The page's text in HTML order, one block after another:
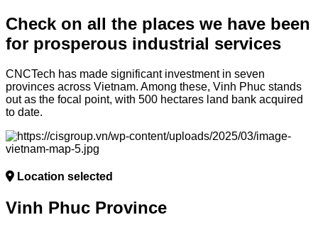
Check on all the places we have been
for prosperous industrial services
CNCTech has made significant investment in seven
provinces across Vietnam. Among these, Vinh Phuc stands
out as the focal point, with 500 hectares land bank acquired
to date.
Location selected
Vinh Phuc Province